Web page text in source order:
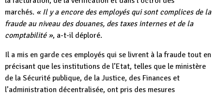
marchés. « Il y a encore des employés qui sont complices de la
fraude au niveau des douanes, des taxes internes et de la
comptabilité », a-t-il déploré.
Il a mis en garde ces employés qui se livrent à la fraude tout en
précisant que les institutions de l’Etat, telles que le ministère
de la Sécurité publique, de la Justice, des Finances et
l’administration décentralisée, ont pris des mesures